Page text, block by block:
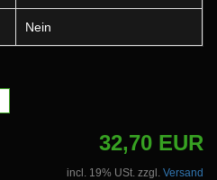
Nein
32,70 EUR
incl. 19% USt. zzgl. Versand